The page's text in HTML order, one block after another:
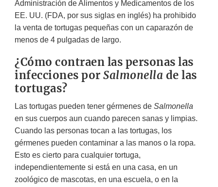
Administración de Alimentos y Medicamentos de los
EE. UU. (FDA, por sus siglas en inglés) ha prohibido
la venta de tortugas pequeñas con un caparazón de
menos de 4 pulgadas de largo.
¿Cómo contraen las personas las
infecciones por Salmonella de las
tortugas?
Las tortugas pueden tener gérmenes de Salmonella
en sus cuerpos aun cuando parecen sanas y limpias.
Cuando las personas tocan a las tortugas, los
gérmenes pueden contaminar a las manos o la ropa.
Esto es cierto para cualquier tortuga,
independientemente si está en una casa, en un
zoológico de mascotas, en una escuela, o en la